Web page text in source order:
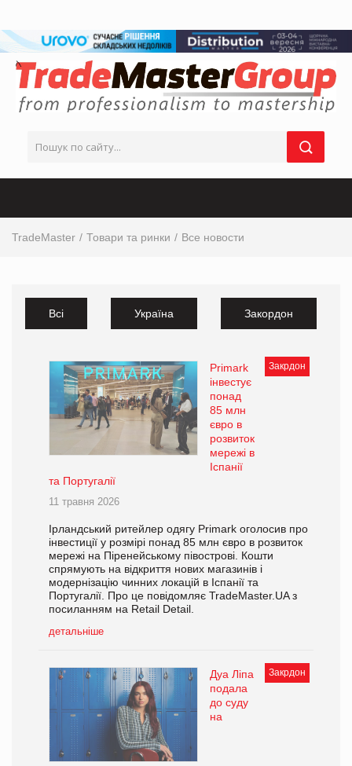
TradeMaster Товари та ринки Все новости
Всі Україна Закордон
Закрдон
Primark
інвестує
понад
85 млн
євро в
розвиток
мережі в
Іспанії
та Португалії
11 травня 2026
Ірландський ритейлер одягу Primark оголосив про
інвестиції у розмірі понад 85 млн євро в розвиток
мережі на Піренейському півострові. Кошти
спрямують на відкриття нових магазинів і
модернізацію чинних локацій в Іспанії та
Португалії. Про це повідомляє TradeMaster.UA з
посиланням на Retail Detail.
детальніше
Закрдон
Дуа Ліпа
подала
до суду
на